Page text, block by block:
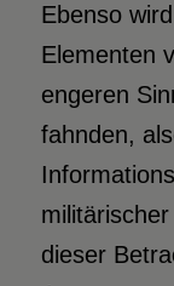
Ebenso
Elementen
engeren
fahnden,
dieser